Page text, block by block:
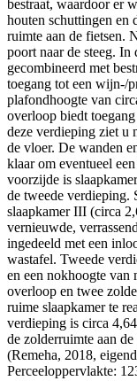
bestraat, waardoor er
houten schuttingen en
ruimte aan de fietsen.
poort naar de steeg.
gecombineerd met
toegang tot een wijn-/
plafondhoogte van
overloop biedt
deze verdieping ziet u
de vloer. De wanden
klaar om eventueel
voorzijde is
de tweede verdieping.
slaapkamer III (circa
vernieuwde,
ingedeeld met een
wastafel. Tweede
en een nokhoogte van
overloop en twee
ruime slaapkamer te
verdieping is circa
de zolderruimte aan
(Remeha, 2018,
Perceeloppervlakte: